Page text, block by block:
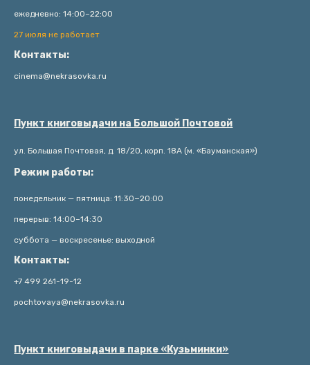
ежедневно: 14:00–22:00
27 июля не работает
Контакты:
cinema@nekrasovka.ru
Пункт книговыдачи на Большой Почтовой
ул. Большая Почтовая, д. 18/20, корп. 18А (м. «Бауманская»)
Режим работы:
понедельник — пятница: 11:30−20:00
перерыв: 14:00–14:30
суббота — воскресенье: выходной
Контакты:
+7 499 261-19-12
pochtovaya@nekrasovka.ru
Пункт книговыдачи в парке «Кузьминки»